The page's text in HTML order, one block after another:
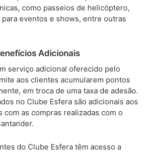
como passeios de helicóptero,
eventos e shows, entre outras
Adicionais
serviço adicional oferecido pelo
aos clientes acumularem pontos
em troca de uma taxa de adesão.
no Clube Esfera são adicionais aos
com as compras realizadas com o
do Clube Esfera têm acesso a